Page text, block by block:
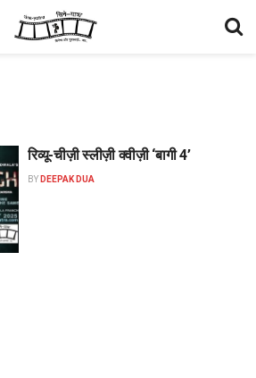
रिव्यू-चीज़ी स्लीज़ी क्वीज़ी ‘बागी 4’
BY DEEPAK DUA